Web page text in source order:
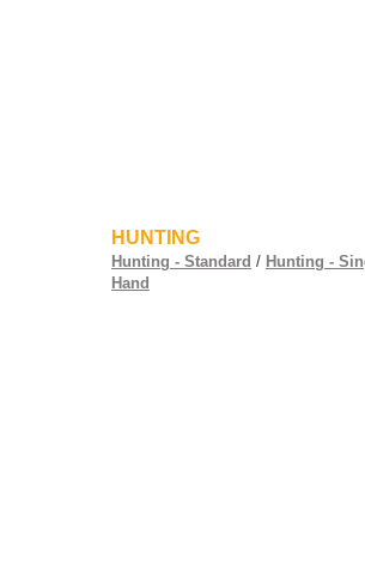
HUNTING
Hunting - Standard / Hunting -
Hand